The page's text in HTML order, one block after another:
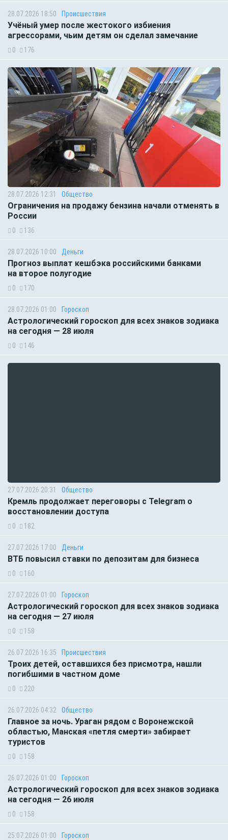
28.07.2026 18:50 Происшествия
Учёный умер после жестокого избиения
агрессорами, чьим детям он сделал замечание
0 176
28.07.2026 12:31 Общество
Ограничения на продажу бензина начали отменять в
России
0 136
28.07.2026 10:00 Деньги
Прогноз выплат кешбэка российскими банками
на второе полугодие
0 170
28.07.2026 01:00 Гороскоп
Астрологический гороскоп для всех знаков зодиака
на сегодня — 28 июля
0 146
27.07.2026 20:31 Общество
Кремль продолжает переговоры с Telegram о
восстановлении доступа
0 182
27.07.2026 17:00 Деньги
ВТБ повысил ставки по депозитам для бизнеса
0 160
27.07.2026 01:00 Гороскоп
Астрологический гороскоп для всех знаков зодиака
на сегодня — 27 июля
0 158
26.07.2026 16:35 Происшествия
Троих детей, оставшихся без присмотра, нашли
погибшими в частном доме
0 220
26.07.2026 04:32 Общество
Главное за ночь. Ураган рядом с Воронежской
областью, Манская «петля смерти» забирает
туристов
0 158
26.07.2026 01:00 Гороскоп
Астрологический гороскоп для всех знаков зодиака
на сегодня — 26 июля
0 158
25.07.2026 01:00 Гороскоп